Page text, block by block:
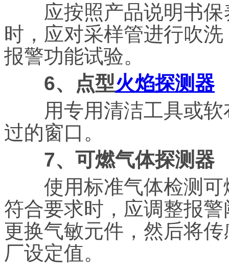
应按照产品说明书保
时，应对采样管进行吹
报警功能试验。
6、点型火焰探测器
用专用清洁工具或软
过的窗口。
7、可燃气体探测器
使用标准气体检测可
符合要求时，应调整报
更换气敏元件，然后将
厂设定值。